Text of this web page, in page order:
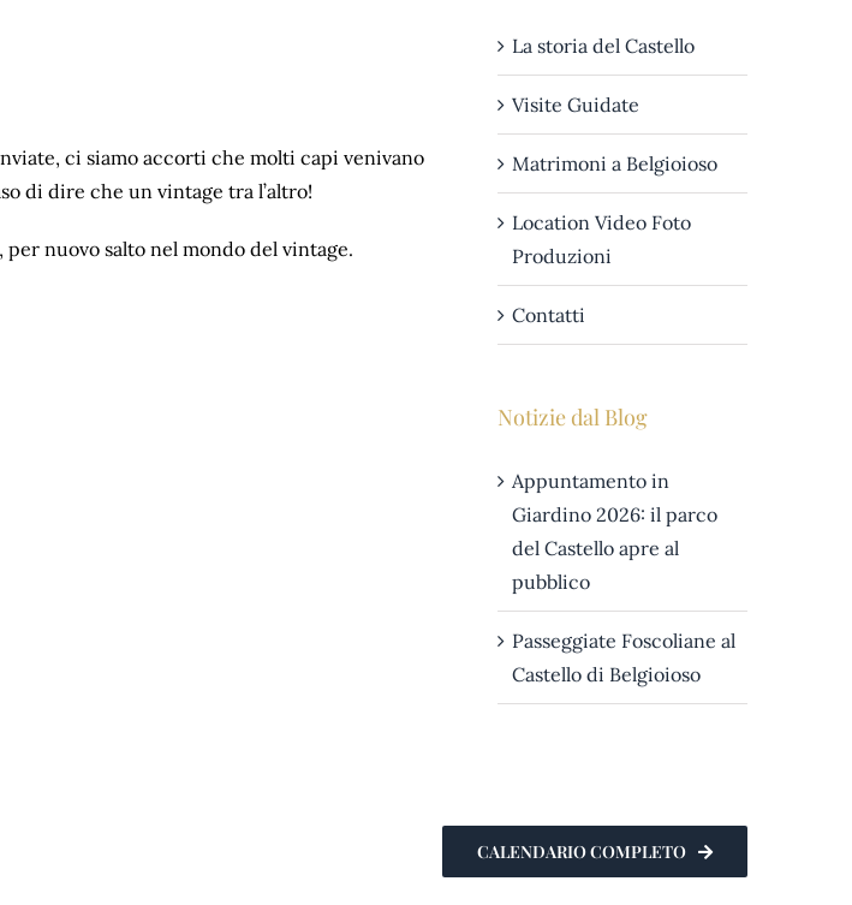
ci siamo accorti che molti capi venivano
di dire che un vintage tra l’altro!
, per nuovo salto nel mondo del vintage.
La storia del Castello
Visite Guidate
Matrimoni a Belgioioso
Location Video Foto
Produzioni
Contatti
Notizie dal Blog
Appuntamento in
Giardino 2026: il parco
del Castello apre al
pubblico
Passeggiate Foscoliane al
Castello di Belgioioso
CALENDARIO COMPLETO